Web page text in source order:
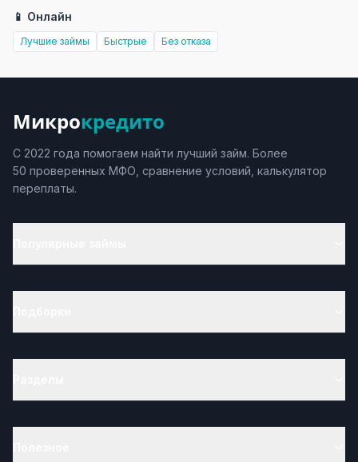
📱 Онлайн
Лучшие займы Быстрые Без отказа
Микрокредито
С 2022 года помогаем найти лучший займ. Более
50 проверенных МФО, сравнение условий, калькулятор
переплаты.